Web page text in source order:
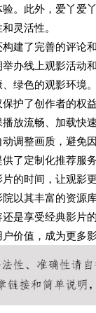
。此外，爱丫爱
灵活性。
建了完善的评
办线上观影活动
绿色的观影环
护了创作者的权
放流畅、加载
调整画质，避免
了定制化推荐
的时间，让观影
以其丰富的资
是享受经典影
价值，成为更多